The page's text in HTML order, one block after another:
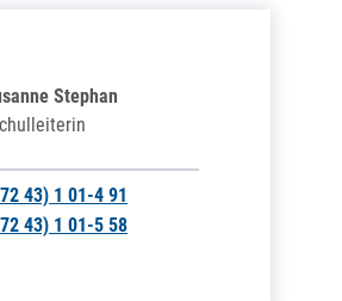
Stephan
72 43) 1 01-4 91
72 43) 1 01-5 58